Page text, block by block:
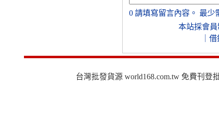
0 請填寫留言內容。 最少
本站採會員
借
台灣批發貨源 world168.com.tw 免費刊登